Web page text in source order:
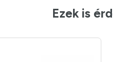
Ezek is